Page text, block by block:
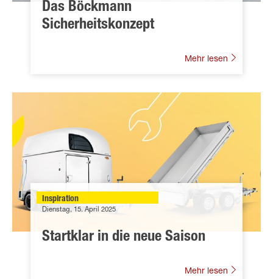
Das Böckmann
Sicherheitskonzept
Mehr lesen
Inspiration
Dienstag, 15. April 2025
Startklar in die neue Saison
Mehr lesen